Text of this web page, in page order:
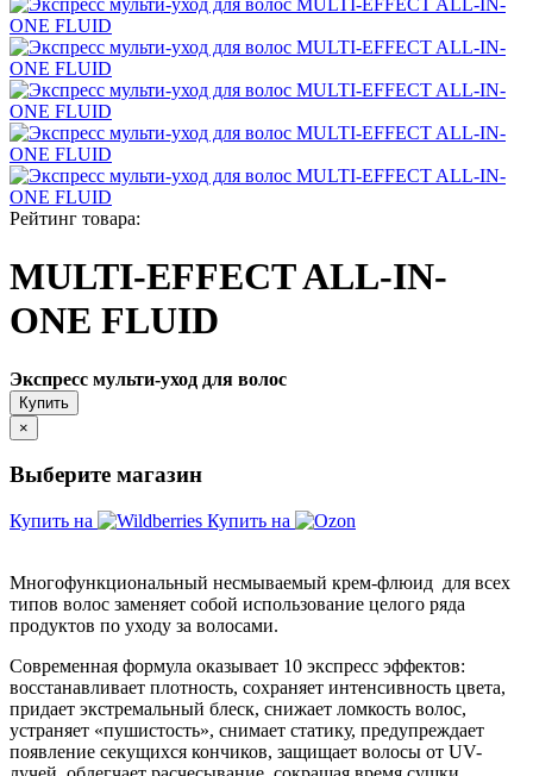
Рейтинг товара:
MULTI-EFFECT ALL-IN-
ONE FLUID
Экспресс мульти-уход для волос
Купить
×
Выберите магазин
Купить на Купить на
Многофункциональный несмываемый крем-флюид для всех
типов волос заменяет собой использование целого ряда
продуктов по уходу за волосами.
Современная формула оказывает 10 экспресс эффектов:
восстанавливает плотность, сохраняет интенсивность цвета,
придает экстремальный блеск, снижает ломкость волос,
устраняет «пушистость», снимает статику, предупреждает
появление секущихся кончиков, защищает волосы от UV-